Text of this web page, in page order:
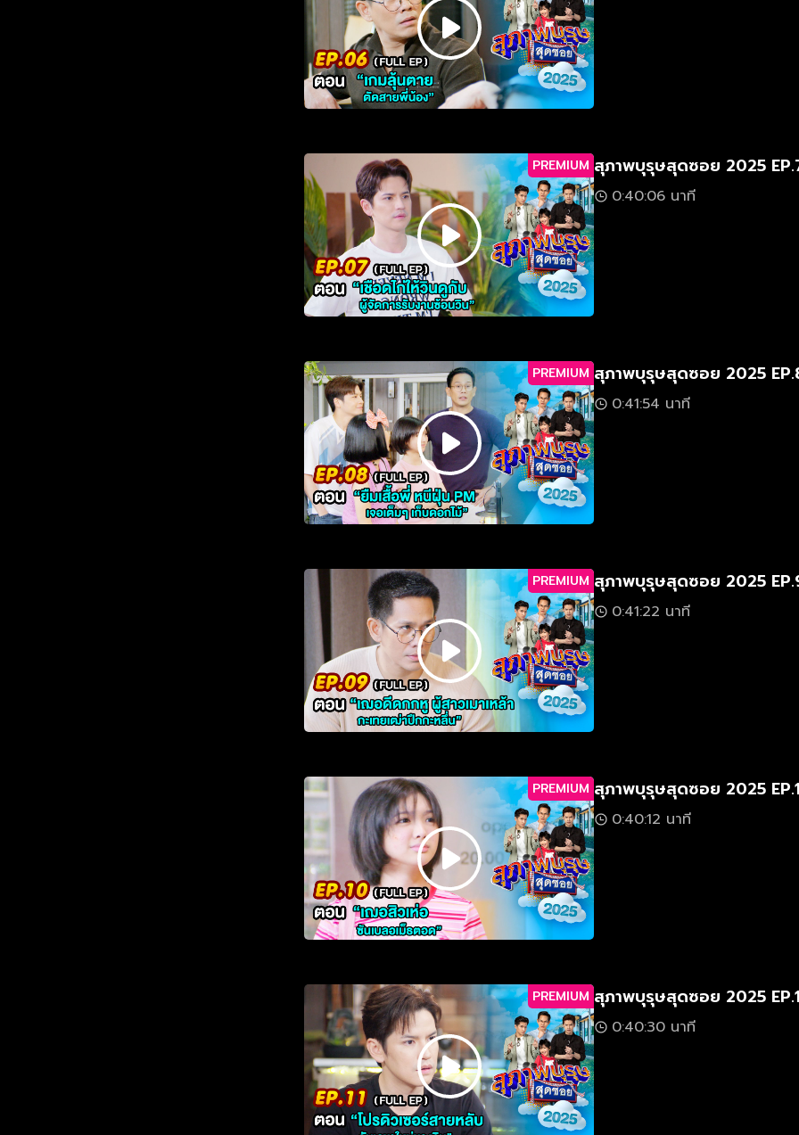
PREMIUM สุภาพบุรุษสุดซอย 2025
0:40:06 นาที
PREMIUM สุภาพบุรุษสุดซอย 2025
0:41:54 นาที
PREMIUM สุภาพบุรุษสุดซอย 2025
0:41:22 นาที
PREMIUM สุภาพบุรุษสุดซอย 2025
0:40:12 นาที
PREMIUM สุภาพบุรุษสุดซอย 2025
0:40:30 นาที